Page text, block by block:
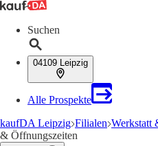
Suchen
04109 Leipzig
Alle Prospekte
kaufDA Leipzig Filialen Werkstatt
& Öffnungszeiten